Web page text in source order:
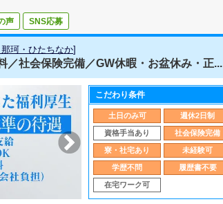
声 SNS応募
珂・ひたちなか]
社会保険完備／GW休暇・お盆休み・正...
こだわり条件
土日のみ可 週休2日制
資格手当あり 社会保険完備
寮・社宅あり 未経験可
学歴不問 履歴書不要
在宅ワーク可